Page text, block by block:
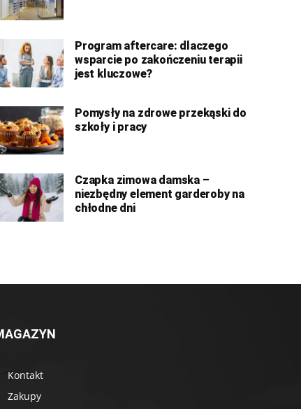
Program aftercare: dlaczego
wsparcie po zakończeniu terapii
jest kluczowe?
Pomysły na zdrowe przekąski do
szkoły i pracy
Czapka zimowa damska –
niezbędny element garderoby na
chłodne dni
Kontakt
Zakupy